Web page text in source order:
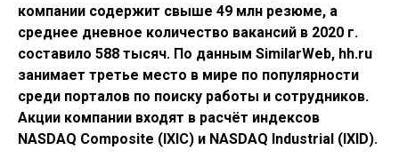
компании содержит свыше 49 млн резюме, а
среднее дневное количество вакансий в 2020 г.
составило 588 тысяч. По данным SimilarWeb, hh.ru
занимает третье место в мире по популярности
среди порталов по поиску работы и сотрудников.
Акции компании входят в расчёт индексов
NASDAQ Composite (IXIC) и NASDAQ Industrial (IXID).